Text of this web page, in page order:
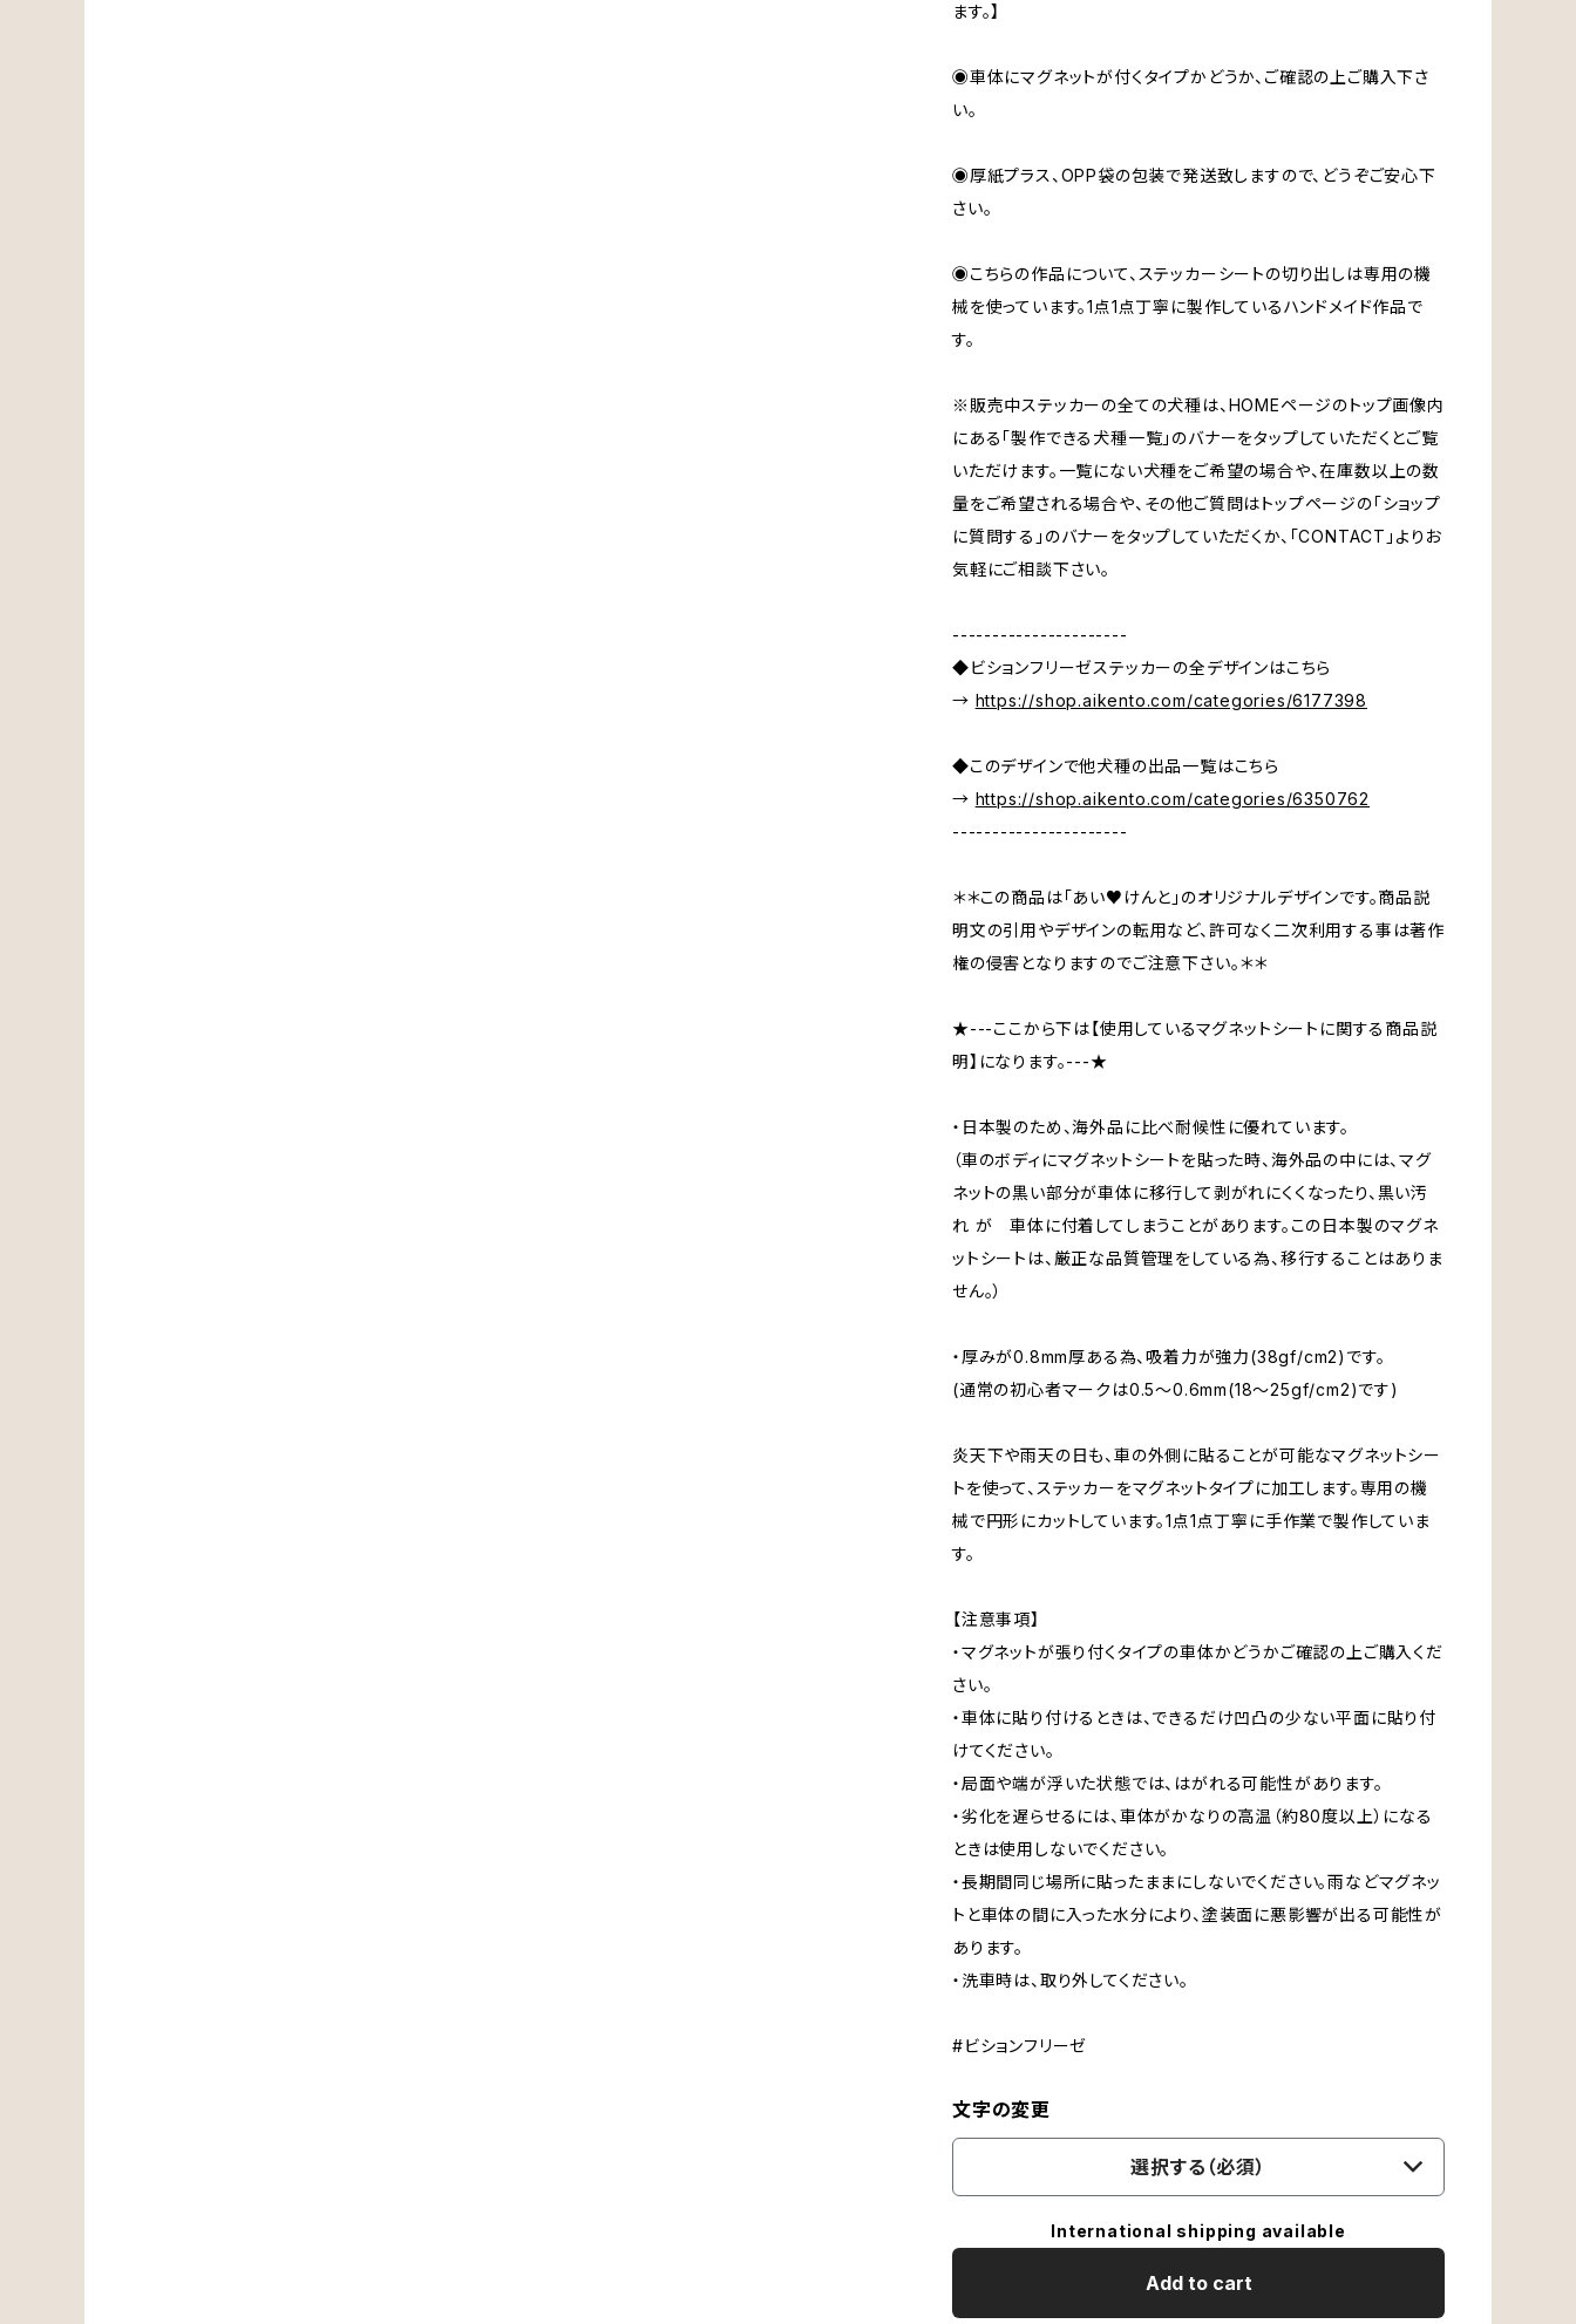
ます。】
◉車体にマグネットが付くタイプかどうか、ご確認の上ご購入下さ
い。
◉厚紙プラス、OPP袋の包装で発送致しますので、どうぞご安心下
さい。
◉こちらの作品について、ステッカーシートの切り出しは専用の機
械を使っています。1点1点丁寧に製作しているハンドメイド作品で
す。
※販売中ステッカーの全ての犬種は、HOMEページのトップ画像内
にある「製作できる犬種一覧」のバナーをタップしていただくとご覧
いただけます。一覧にない犬種をご希望の場合や、在庫数以上の数
量をご希望される場合や、その他ご質問はトップページの「ショップ
に質問する」のバナーをタップしていただくか、「CONTACT」よりお
気軽にご相談下さい。
----------------------
◆ビションフリーゼステッカーの全デザインはこちら
→ https://shop.aikento.com/categories/6177398
◆このデザインで他犬種の出品一覧はこちら
→ https://shop.aikento.com/categories/6350762
----------------------
＊＊この商品は「あい♥けんと」のオリジナルデザインです。商品説
明文の引用やデザインの転用など、許可なく二次利用する事は著作
権の侵害となりますのでご注意下さい。＊＊
★---ここから下は【使用しているマグネットシートに関する商品説
明】になります。---★
・日本製のため、海外品に比べ耐候性に優れています。
（車のボディにマグネットシートを貼った時、海外品の中には、マグ
ネットの黒い部分が車体に移行して剥がれにくくなったり、黒い汚
れ が 車体に付着してしまうことがあります。この日本製のマグネ
ットシートは、厳正な品質管理をしている為、移行することはありま
せん。）
・厚みが0.8mm厚ある為、吸着力が強力(38gf/cm2)です。
(通常の初心者マークは0.5～0.6mm(18～25gf/cm2)です)
炎天下や雨天の日も、車の外側に貼ることが可能なマグネットシー
トを使って、ステッカーをマグネットタイプに加工します。専用の機
械で円形にカットしています。1点1点丁寧に手作業で製作していま
す。
【注意事項】
・マグネットが張り付くタイプの車体かどうかご確認の上ご購入くだ
さい。
・車体に貼り付けるときは、できるだけ凹凸の少ない平面に貼り付
けてください。
・局面や端が浮いた状態では、はがれる可能性があります。
・劣化を遅らせるには、車体がかなりの高温（約80度以上）になる
ときは使用しないでください。
・長期間同じ場所に貼ったままにしないでください。雨などマグネッ
トと車体の間に入った水分により、塗装面に悪影響が出る可能性が
あります。
・洗車時は、取り外してください。
#ビションフリーゼ
文字の変更
選択する（必須）
International shipping available
Add to cart